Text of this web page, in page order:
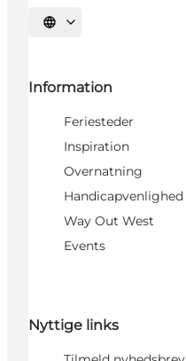
Vælg sprog
Information
Feriesteder
Inspiration
Overnatning
Handicapvenlighed
Way Out West
Events
Nyttige links